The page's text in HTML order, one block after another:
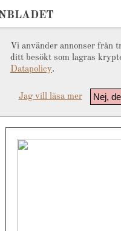
Vi använder annonser från
ditt besökt som lagras
Datapolicy.
Nej,
Jag vill läsa mer